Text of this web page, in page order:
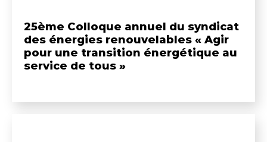
25ème Colloque annuel du syndicat
des énergies renouvelables « Agir
pour une transition énergétique au
service de tous »